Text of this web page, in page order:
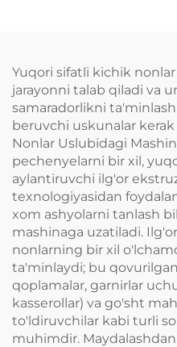
Yuqori sifatli kichik
jarayonni talab qiladi va
samaradorlikni
beruvchi uskunalar
Nonlar Uslubidagi
pechenyelarni bir xil,
aylantiruvchi ilg'or
texnologiyasidan
xom ashyolarni tanlash
mashinaga uzatiladi.
nonlarning bir xil
ta'minlaydi; bu
qoplamalar, garnirlar
kasserollar) va go'sht
to'ldiruvchilar kabi turli
muhimdir.